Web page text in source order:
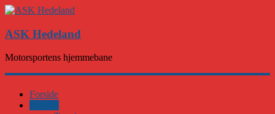
ASK Hedeland
Motorsportens hjemmebane
Forside